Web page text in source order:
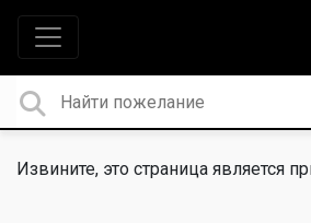
Извините, это страница является